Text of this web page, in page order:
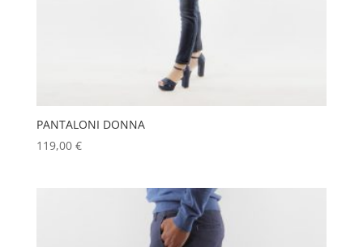
PANTALONI DONNA
119,00 €